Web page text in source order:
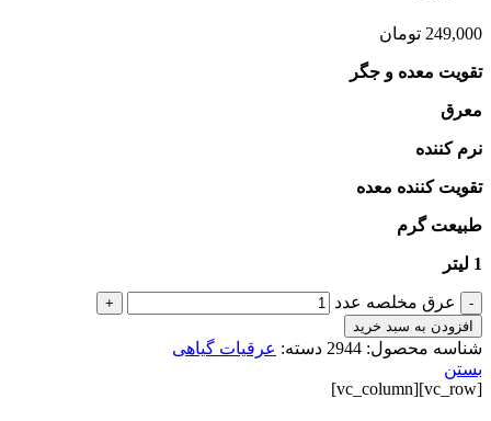
249,000 تومان
تقویت معده و جگر
معرق
نرم کننده
تقویت کننده معده
طبیعت گرم
1 لیتر
- عرق مخلصه عدد
+
افزودن به سبد خرید
شناسه محصول: 2944 دسته: عرقیات گیاهی
بستن
[vc_row][vc_column]